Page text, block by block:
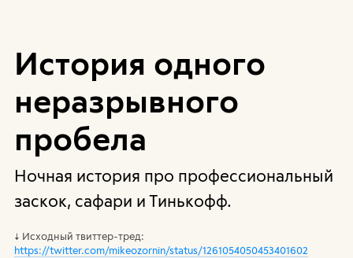
История одного
неразрывного
пробела
Ночная история про профессиональный
заскок, сафари и Тинькофф.
Исходный твиттер-тред:
https://twitter.com/mikeozornin/status/1261054050453401602